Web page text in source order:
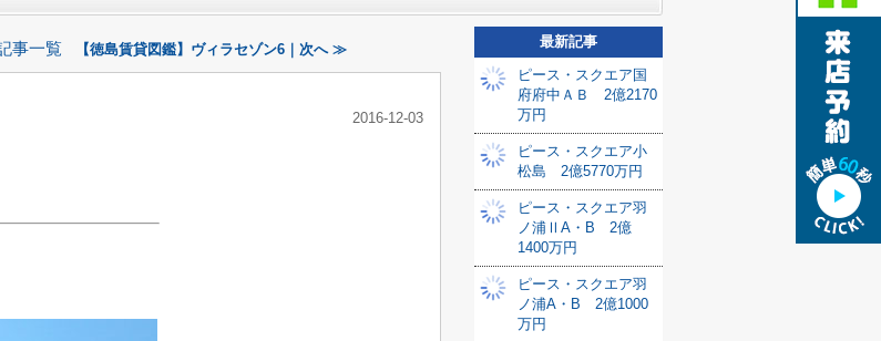
事一覧 【徳島賃貸図鑑】ヴィラセゾン6｜次へ ≫
2016-12-03
最新記事
ピース・スクエア国
府府中ＡＢ 2億2170
万円
ピース・スクエア小
松島 2億5770万円
ピース・スクエア羽
ノ浦ⅡA・B 2億
1400万円
ピース・スクエア羽
ノ浦A・B 2億1000
万円